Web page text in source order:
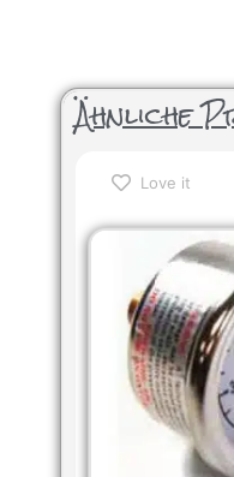
Ähnliche
Love it